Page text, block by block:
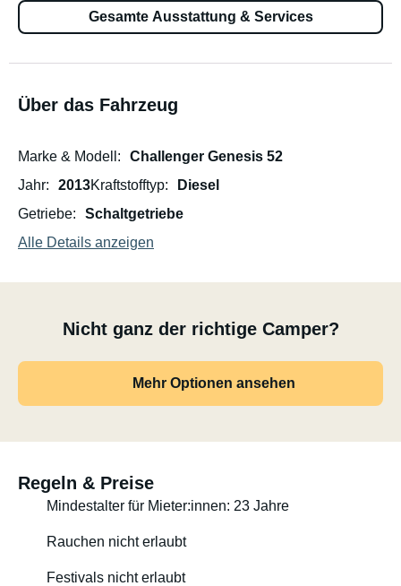
Gesamte Ausstattung & Services
Über das Fahrzeug
Marke & Modell
Challenger Genesis 52
Jahr
2013Kraftstofftyp
Diesel
Getriebe
Schaltgetriebe
Alle Details anzeigen
Nicht ganz der richtige Camper?
Mehr Optionen ansehen
Regeln & Preise
Mindestalter für Mieter:innen: 23 Jahre
Rauchen nicht erlaubt
Festivals nicht erlaubt